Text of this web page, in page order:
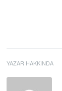
YAZAR HAKKINDA